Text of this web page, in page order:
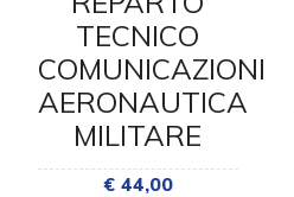
TECNICO
COMUNICAZIONI
AERONAUTICA
MILITARE
€ 44,00